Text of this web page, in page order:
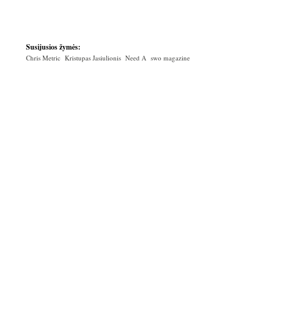
Susijusios žymės:
Chris Metric Kristupas Jasiulionis Need A swo magazine